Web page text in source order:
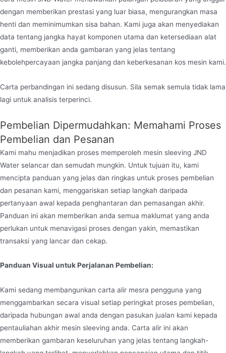
dengan memberikan prestasi yang luar biasa, mengurangkan masa
henti dan meminimumkan sisa bahan. Kami juga akan menyediakan
data tentang jangka hayat komponen utama dan ketersediaan alat
ganti, memberikan anda gambaran yang jelas tentang
kebolehpercayaan jangka panjang dan keberkesanan kos mesin kami.
Carta perbandingan ini sedang disusun. Sila semak semula tidak lama
lagi untuk analisis terperinci.
Pembelian Dipermudahkan: Memahami Proses
Pembelian dan Pesanan
Kami mahu menjadikan proses memperoleh mesin sleeving JND
Water selancar dan semudah mungkin. Untuk tujuan itu, kami
mencipta panduan yang jelas dan ringkas untuk proses pembelian
dan pesanan kami, menggariskan setiap langkah daripada
pertanyaan awal kepada penghantaran dan pemasangan akhir.
Panduan ini akan memberikan anda semua maklumat yang anda
perlukan untuk menavigasi proses dengan yakin, memastikan
transaksi yang lancar dan cekap.
Panduan Visual untuk Perjalanan Pembelian:
Kami sedang membangunkan carta alir mesra pengguna yang
menggambarkan secara visual setiap peringkat proses pembelian,
daripada hubungan awal anda dengan pasukan jualan kami kepada
pentauliahan akhir mesin sleeving anda. Carta alir ini akan
memberikan gambaran keseluruhan yang jelas tentang langkah-